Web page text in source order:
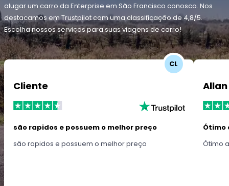
alugar um carro da Enterprise em São Francisco conosco. Nos
destacamos em Trustpilot com uma classificação de 4,8/5.
Escolha nossos serviços para suas viagens de carro!
CL
Cliente
são rapidos e possuem o melhor preço
são rapidos e possuem o melhor preço
Allan
Ótimo
Ótimo